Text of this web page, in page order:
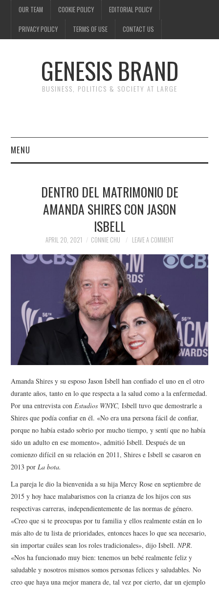
OUR TEAM COOKIE POLICY EDITORIAL POLICY
PRIVACY POLICY TERMS OF USE CONTACT US
GENESIS BRAND
BUSINESS, POLITICS & SOCIETY AT LARGE
MENU
FINANCE
SPORTS
TECHNOLOGY
DENTRO DEL MATRIMONIO DE
AMANDA SHIRES CON JASON
ISBELL
APRIL 20, 2021 CONNIE CHU LEAVE A COMMENT
Amanda Shires y su esposo Jason Isbell han confiado el uno en el otro
durante años, tanto en lo que respecta a la salud como a la enfermedad.
Por una entrevista conEstudios WNYC,Isbell tuvo que demostrarle a
Shires que podía confiar en él. «No era una persona fácil de confiar,
porque no había estado sobrio por mucho tiempo, y sentí que no había
sido un adulto en ese momento», admitió Isbell. Después de un
comienzo difícil en su relación en 2011, Shires e Isbell se casaron en
2013 porLa bota.
La pareja le dio la bienvenida a su hija Mercy Rose en septiembre de
2015 y hoy hace malabarismos con la crianza de los hijos con sus
respectivas carreras, independientemente de las normas de género.
«Creo que si te preocupas por tu familia y ellos realmente están en lo
más alto de tu lista de prioridades, entonces haces lo que sea necesario,
sin importar cuáles sean los roles tradicionales», dijo Isbell.NPR.
«Nos ha funcionado muy bien: tenemos un bebé realmente feliz y
saludable y nosotros mismos somos personas felices y saludables. No
creo que haya una mejor manera de, tal vez por cierto, dar un ejemplo